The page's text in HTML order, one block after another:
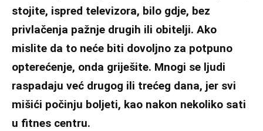
stojite, ispred televizora, bilo gdje, bez
privlačenja pažnje drugih ili obitelji. Ako
mislite da to neće biti dovoljno za potpuno
opterećenje, onda griješite. Mnogi se ljudi
raspadaju već drugog ili trećeg dana, jer svi
mišići počinju boljeti, kao nakon nekoliko sati
u fitnes centru.